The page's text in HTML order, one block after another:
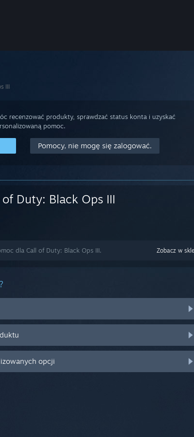
III
recenzować produkty, sprawdzać status konta i uzyskać
pomoc.
Pomocy, nie mogę się zalogować.
of Duty: Black Ops III
Zobacz w
dla Call of Duty: Black Ops III.
opcji